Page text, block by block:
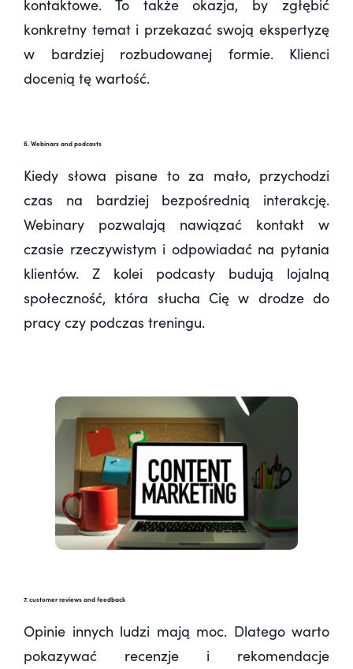
kontaktowe. To także okazja, by zgłębić
konkretny temat i przekazać swoją ekspertyzę
w bardziej rozbudowanej formie. Klienci
docenią tę wartość.
6. Webinars and podcasts
Kiedy słowa pisane to za mało, przychodzi
czas na bardziej bezpośrednią interakcję.
Webinary pozwalają nawiązać kontakt w
czasie rzeczywistym i odpowiadać na pytania
klientów. Z kolei podcasty budują lojalną
społeczność, która słucha Cię w drodze do
pracy czy podczas treningu.
7. customer reviews and feedback
Opinie innych ludzi mają moc. Dlatego warto
pokazywać recenzje i rekomendacje